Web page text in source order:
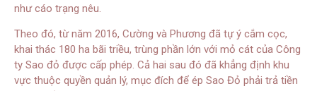
như cáo trạng nêu.
Theo đó, từ năm 2016, Cường và Phương đã tự ý cắm cọc,
khai thác 180 ha bãi triều, trùng phần lớn với mỏ cát của Công
ty Sao đỏ được cấp phép. Cả hai sau đó đã khẳng định khu
vực thuộc quyền quản lý, mục đích để ép Sao Đỏ phải trả tiền